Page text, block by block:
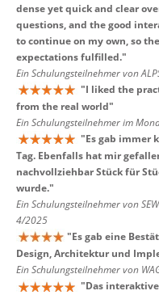
dense yet quick and clear
questions, and the good
to continue on my own, so
expectations fulfilled."
Ein Schulungsteilnehmer von
"I liked the
from the real world"
Ein Schulungsteilnehmer im
"Es gab immer
Tag. Ebenfalls hat mir
nachvollziehbar Stück für
wurde."
Ein Schulungsteilnehmer von
4/2025
"Es gab eine
Design, Architektur und
Ein Schulungsteilnehmer von
"Das